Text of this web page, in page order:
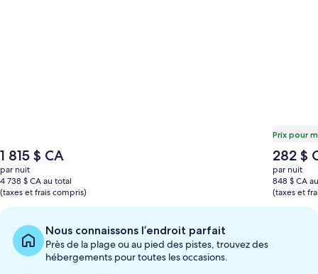
Le
prix
est
de
1 815 $ CA
1 815 $ CA
par nuit
4 738 $ CA au total
(taxes et frais compris)
Prix pour
Le
prix
est
de
282 $ CA
282 $
par nuit
848 $ CA
(taxes et
Nous connaissons l’endroit parfait
Près de la plage ou au pied des pistes, trouvez des
hébergements pour toutes les occasions.